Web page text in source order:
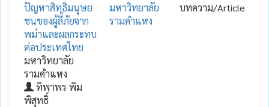
ปัญหาสิทธิมนุษย
ชนของผู้ลี้ภัยจาก
พม่าและผลกระทบ
ต่อประเทศไทย
มหาวิทยาลัย
รามคำแหง
ทิพาพร พิม
พิสุทธิ์
มหาวิทยาลัย
รามคำแหง
บทความ/Article